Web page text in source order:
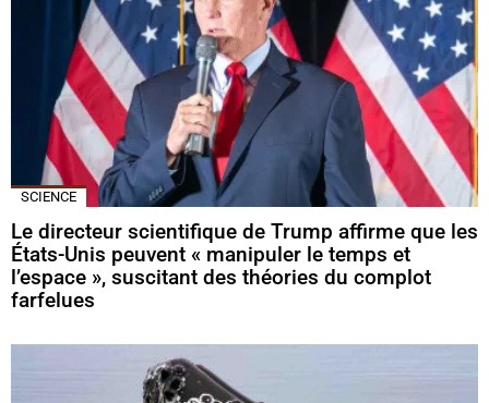
SCIENCE
Le directeur scientifique de Trump affirme que les
États-Unis peuvent « manipuler le temps et
l’espace », suscitant des théories du complot
farfelues